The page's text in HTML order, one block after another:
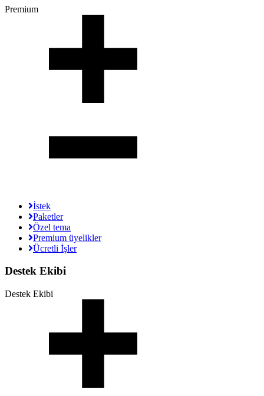
Premium
İstek
Paketler
Özel tema
Premium üyelikler
Ücretli İşler
Destek Ekibi
Destek Ekibi